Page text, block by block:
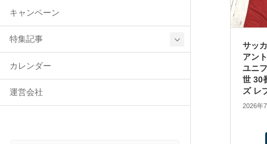
キャンペーン
特集記事
カレンダー
運営会社
サッ
アン
ユニ
世 30
ズ レ
2026年